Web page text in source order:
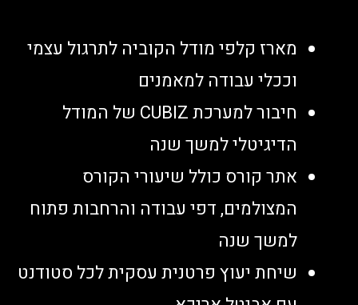
מארז קלפי מודל הקוביה לתרגול עצמי
וככלי עבודה למאמנים
חיבור למערכת CUBIZ של המודל
הדיגיטלי למשך שנה
אתר קורס כולל שיעורי הקורס
המצולמים, דפי עבודה והרחבות פתוח
למשך שנה
שיחת יעוץ פרטנית עסקית לכל סטודנט